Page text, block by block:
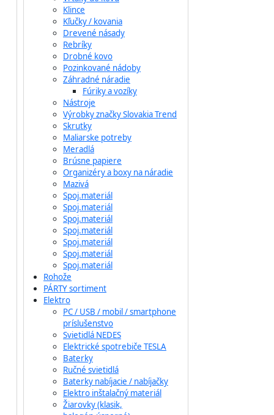
Klince
Kľučky / kovania
Drevené násady
Rebríky
Drobné kovo
Pozinkované nádoby
Záhradné náradie
Fúriky a vozíky
Nástroje
Výrobky značky Slovakia Trend
Skrutky
Maliarske potreby
Meradlá
Brúsne papiere
Organizéry a boxy na náradie
Mazivá
Spoj.materiál
Spoj.materiál
Spoj.materiál
Spoj.materiál
Spoj.materiál
Spoj.materiál
Spoj.materiál
Rohože
PÁRTY sortiment
Elektro
PC / USB / mobil / smartphone
príslušenstvo
Svietidlá NEDES
Elektrické spotrebiče TESLA
Baterky
Ručné svietidlá
Baterky nabíjacie / nabíjačky
Elektro inštalačný materiál
Žiarovky (klasik,